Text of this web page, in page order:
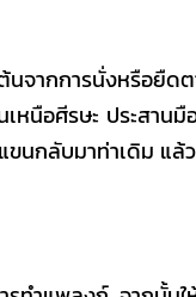
นจากการนั่งหรือยืด
หนือศีรษะ ประสานมื
นกลับมาท่าเดิม แล้